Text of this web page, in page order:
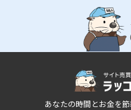
あなたの時間とお金を